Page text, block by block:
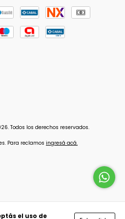
el uso de
Todos los derechos reservados.
Para reclamos ingresá acá.